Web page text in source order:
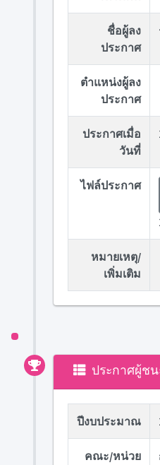
ชื่อผู้ลง
ประกาศ
ตำแหน่งผู้ลง
ประกาศ
ประกาศเมื่อ
วันที่
ไฟล์ประกาศ
หมายเหตุ/
เพิ่มเติม
ประกาศผู้ช
ปีงบประมาณ
คณะ/หน่วย